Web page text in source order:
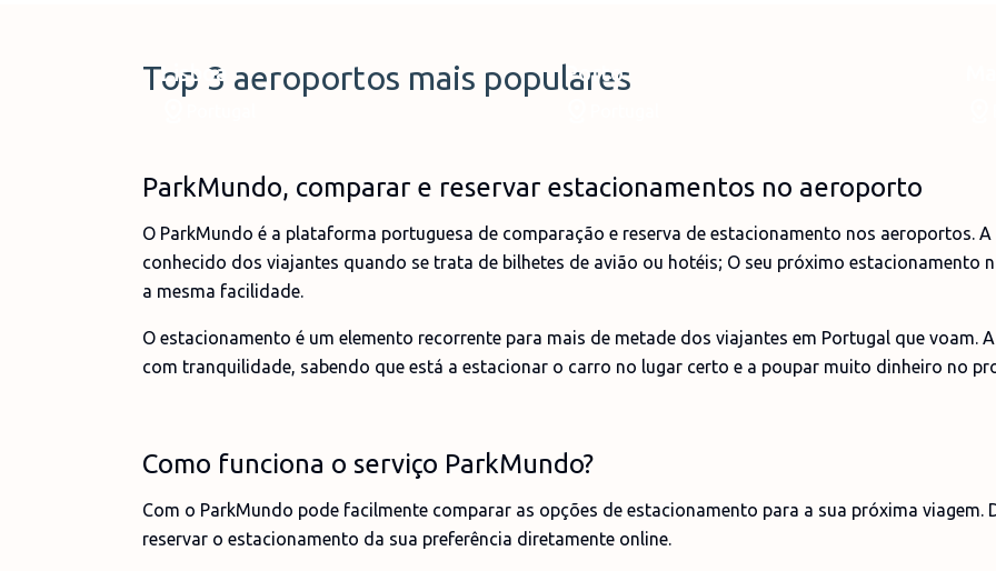
Top 3 aeroportos mais populares
Lisboa Porto
ParkMundo, comparar e reservar estacionamentos no aeroporto
O ParkMundo é a plataforma portuguesa de comparação e reserva de estacionamento nos aeroportos.
conhecido dos viajantes quando se trata de bilhetes de avião ou hotéis; O seu próximo estacionamento
a mesma facilidade.
O estacionamento é um elemento recorrente para mais de metade dos viajantes em Portugal que voam.
com tranquilidade, sabendo que está a estacionar o carro no lugar certo e a poupar muito dinheiro no
Como funciona o serviço ParkMundo?
Com o ParkMundo pode facilmente comparar as opções de estacionamento para a sua próxima viagem.
reservar o estacionamento da sua preferência diretamente online.